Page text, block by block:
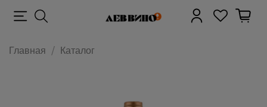
Главная Каталог